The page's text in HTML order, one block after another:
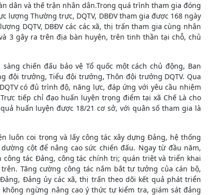
dân và thế trận nhân dân.Trong quá trình tham gia đóng
lượng Thường trực, DQTV, DBĐV tham gia được 168 ngày
DQTV, DBĐV các các xã, thị trấn tham gia cùng nhân
3 gây ra trên địa bàn huyện, trên tinh thần tại chỗ, chủ
chiến đấu bảo vệ Tổ quốc một cách chủ động, Ban
đội trưởng, Tiểu đội trưởng, Thôn đội trưởng DQTV. Qua
có đủ trình độ, năng lực, đáp ứng với yêu cầu nhiệm
tiếp chỉ đạo huấn luyện trọng điểm tại xã Chế Là cho
huấn luyện được 18/21 cơ sở, với quân số tham gia là
luôn coi trọng và lấy công tác xây dựng Đảng, hệ thống
cột để nâng cao sức chiến đấu. Ngay từ đầu năm,
công tác Đảng, công tác chính trị; quán triệt và triển khai
Tăng cường công tác nắm bắt tư tưởng của cán bộ,
Đảng ủy các xã, thị trấn theo dõi kết quả phát triển
ngừng nâng cao ý thức tự kiểm tra, giám sát đảng